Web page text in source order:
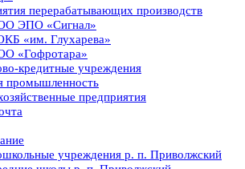
перерабатывающих производств
ЭПО «Сигнал»
«им. Глухарева»
«Гофротара»
кредитные учреждения
промышленность
предприятия
учреждения р. п. Приволжский